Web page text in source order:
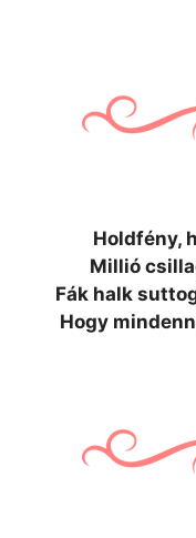
Holdfény,
Millió
Fák halk
Hogy